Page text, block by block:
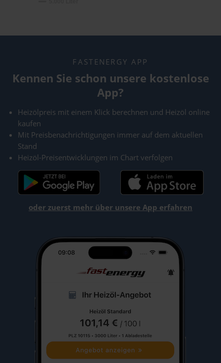
FASTENERGY APP
Kennen Sie schon unsere kostenlose
App?
Heizölpreis mit einem Klick berechnen und Heizöl online
kaufen
Mit Preisbenachrichtigungen immer auf dem aktuellen
Stand
Heizöl-Preisentwicklungen im Chart verfolgen
oder zuerst mehr über unsere App erfahren